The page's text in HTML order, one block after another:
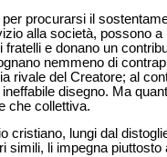
procurarsi il
alla società, possono
e donano un
nemmeno di
rivale del Creatore; al
disegno. Ma
che collettiva.
cristiano, lungi dal
simili, li impegna